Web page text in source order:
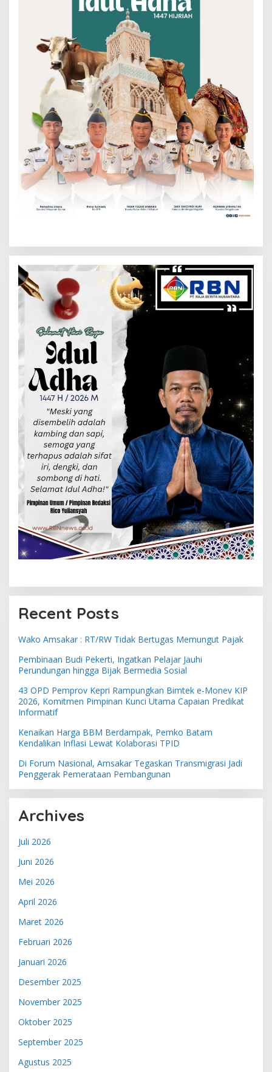
Recent Posts
Wako Amsakar : RT/RW Tidak Bertugas Memungut Pajak
Pembinaan Budi Pekerti, Ingatkan Pelajar Jauhi
Perundungan hingga Bijak Bermedia Sosial
43 OPD Pemprov Kepri Rampungkan Bimtek e-Monev KIP
2026, Komitmen Pimpinan Kunci Utama Capaian Predikat
Informatif
Kenaikan Harga BBM Berdampak, Pemko Batam
Kendalikan Inflasi Lewat Kolaborasi TPID
Di Forum Nasional, Amsakar Tegaskan Transmigrasi Jadi
Penggerak Pemerataan Pembangunan
Archives
Juli 2026
Juni 2026
Mei 2026
April 2026
Maret 2026
Februari 2026
Januari 2026
Desember 2025
November 2025
Oktober 2025
September 2025
Agustus 2025